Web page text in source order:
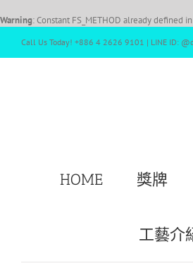
Warning: Constant FS_METHOD already defined in
Call Us Today! +886 4 2626 9101 | LINE ID:
HOME 獎牌
工藝介